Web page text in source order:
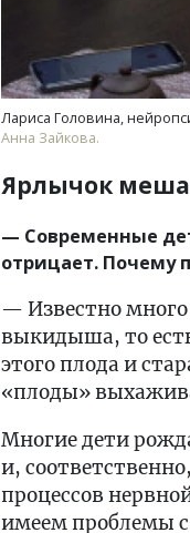
Лариса Головина,
Анна Зайкова.
Ярлычок
— Современные
отрицает. Почему
— Известно много
выкидыша, то
этого плода и
«плоды»
Многие дети
и,
процессов
имеем проблемы с